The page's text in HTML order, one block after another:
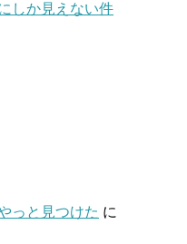
しか見えない件
っと見つけた に